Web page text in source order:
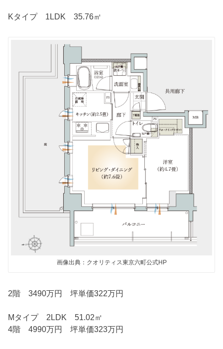
Kタイプ 1LDK 35.76㎡
画像出典：クオリティス東京六町公式HP
2階 3490万円 坪単価322万円
Mタイプ 2LDK 51.02㎡
4階 4990万円 坪単価323万円